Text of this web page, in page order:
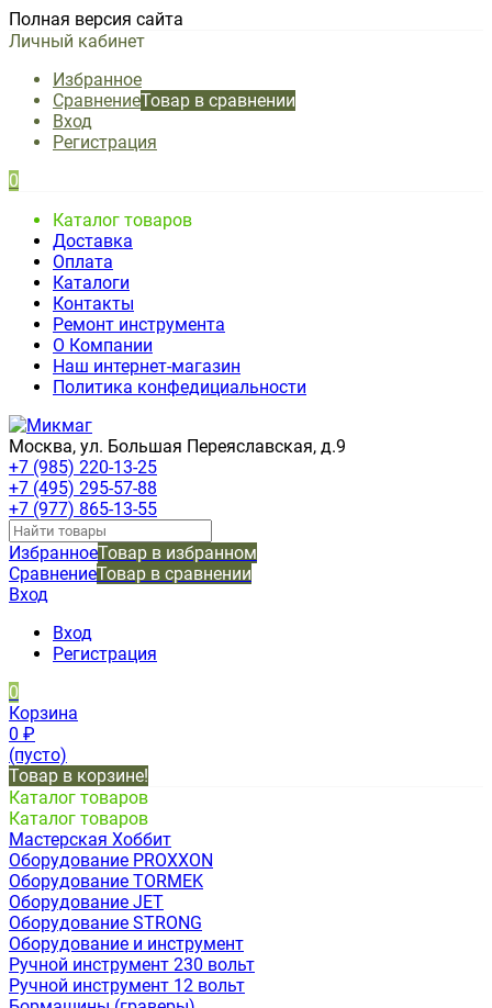
Полная версия сайта
Личный кабинет
Избранное
СравнениеТовар в сравнении
Вход
Регистрация
0
Каталог товаров
Доставка
Оплата
Каталоги
Контакты
Ремонт инструмента
О Компании
Наш интернет-магазин
Политика конфедициальности
Москва, ул. Большая Переяславская, д.9
+7 (985) 220-13-25
+7 (495) 295-57-88
+7 (977) 865-13-55
ИзбранноеТовар в избранном
СравнениеТовар в сравнении
Вход
Вход
Регистрация
0
Корзина
0 ₽
(пусто)
Товар в корзине!
Каталог товаров
Каталог товаров
Мастерская Хоббит
Оборудование PROXXON
Оборудование TORMEK
Оборудование JET
Оборудование STRONG
Оборудование и инструмент
Ручной инструмент 230 вольт
Ручной инструмент 12 вольт